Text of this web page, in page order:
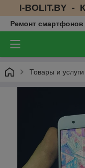
I-BOLIT.BY
Ремонт
Товары и услуги